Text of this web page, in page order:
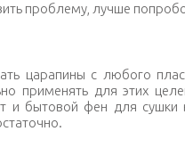
проблему, лучше
царапины с любого
применять для этих
и бытовой фен для сушки